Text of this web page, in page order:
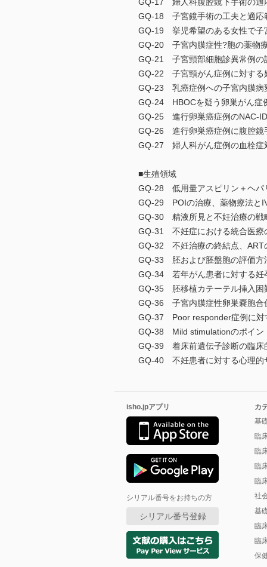
GQ-17 婦人科腹腔鏡下手術の
GQ-18 子宮鏡手術の工夫と適応
GQ-19 挙児希望のある女性で
GQ-20 子宮内膜症性?胞の薬物
GQ-21 子宮頸部細胞診異常例
GQ-22 子宮頸がん症例に対する
GQ-23 乳癌症例への子宮内膜病
GQ-24 HBOCを疑う卵巣がん
GQ-25 進行卵巣癌症例のNAC-
GQ-26 進行卵巣癌症例に腹腔
GQ-27 婦人科がん症例の血栓
■生殖領域
GQ-28 低用量アスピリン＋ヘ
GQ-29 POIの治療、薬物療法と
GQ-30 精液所見と不妊治療の
GQ-31 不妊症における統合医
GQ-32 不妊治療の終結点、
GQ-33 胚および胚盤胞の評価方
GQ-34 若年がん患者に対する
GQ-35 胚移植カテーテル挿入
GQ-36 子宮内膜症性卵巣嚢胞
GQ-37 Poor responder症例に
GQ-38 Mild stimulationのポイ
GQ-39 着床前遺伝子診断の臨床
GQ-40 不妊患者に対する心理
isho.jpアプリ
シリアル番号をお持ちの方
シリアル番号登録
カ
基
臨
臨
臨
臨
社
基
臨
臨
保